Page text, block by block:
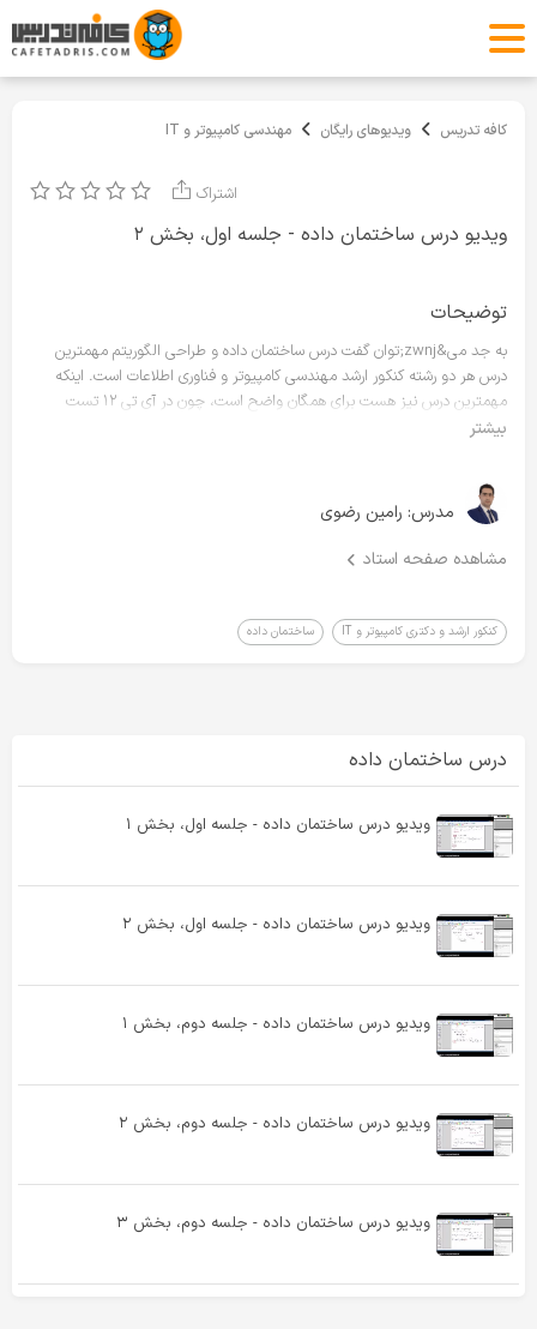
کافه تدریس ویدیوهای رایگان مهندسی کامپیوتر و IT
ویدیو درس ساختمان داده - جلسه اول، بخش ۲
اشتراک
توضیحات
به جد می&zwnj;توان گفت درس ساختمان داده و طراحی الگوریتم مهمترین
درس هر دو رشته کنکور ارشد مهندسی کامپیوتر و فناوری اطلاعات است. اینکه
مهمترین درس نیز هست برای همگان واضح است، چون در آی تی ۱۲ تست
گسسته و ... از حجیم ترین درس&zwnj;های کنکور است.
بیشتر
مدرس: رامین رضوی
مشاهده صفحه استاد
کنکور ارشد و دکتری کامپیوتر و IT ساختمان داده
درس ساختمان داده
ویدیو درس ساختمان داده - جلسه اول، بخش ۱
ویدیو درس ساختمان داده - جلسه اول، بخش ۲
ویدیو درس ساختمان داده - جلسه دوم، بخش ۱
ویدیو درس ساختمان داده - جلسه دوم، بخش ۲
ویدیو درس ساختمان داده - جلسه دوم، بخش ۳